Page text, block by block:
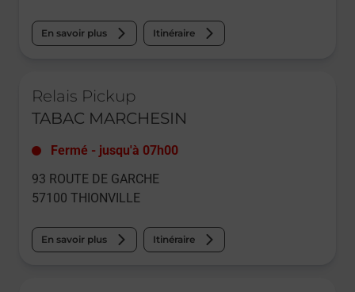
En savoir plus Itinéraire
Relais Pickup
TABAC MARCHESIN
Fermé - jusqu'à 07h00
93 ROUTE DE GARCHE
57100 THIONVILLE
En savoir plus Itinéraire